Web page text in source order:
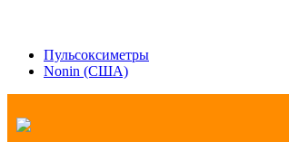
Пульсоксиметры
Nonin (США)